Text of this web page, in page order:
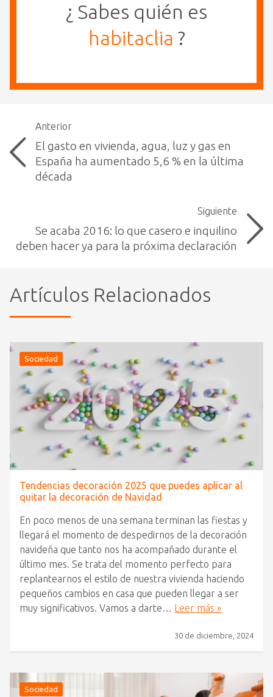
¿ Sabes quién es
habitaclia ?
Anterior
El gasto en vivienda, agua, luz y gas en
España ha aumentado 5,6 % en la última
década
Siguiente
Se acaba 2016: lo que casero e inquilino
deben hacer ya para la próxima declaración
Artículos Relacionados
Sociedad
Tendencias decoración 2025 que puedes aplicar al
quitar la decoración de Navidad
En poco menos de una semana terminan las fiestas y
llegará el momento de despedirnos de la decoración
navideña que tanto nos ha acompañado durante el
último mes. Se trata del momento perfecto para
replantearnos el estilo de nuestra vivienda haciendo
pequeños cambios en casa que pueden llegar a ser
muy significativos. Vamos a darte… Leer más »
30 de diciembre, 2024
Sociedad